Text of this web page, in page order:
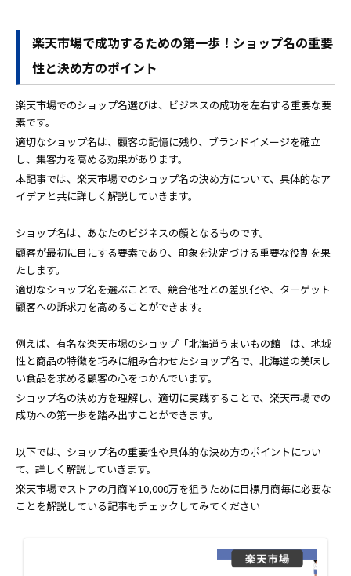
楽天市場で成功するための第一歩！ショップ名の重要
性と決め方のポイント
楽天市場でのショップ名選びは、ビジネスの成功を左右する重要な要
素です。
適切なショップ名は、顧客の記憶に残り、ブランドイメージを確立
し、集客力を高める効果があります。
本記事では、楽天市場でのショップ名の決め方について、具体的なア
イデアと共に詳しく解説していきます。
ショップ名は、あなたのビジネスの顔となるものです。
顧客が最初に目にする要素であり、印象を決定づける重要な役割を果
たします。
適切なショップ名を選ぶことで、競合他社との差別化や、ターゲット
顧客への訴求力を高めることができます。
例えば、有名な楽天市場のショップ「北海道うまいもの館」は、地域
性と商品の特徴を巧みに組み合わせたショップ名で、北海道の美味し
い食品を求める顧客の心をつかんでいます。
ショップ名の決め方を理解し、適切に実践することで、楽天市場での
成功への第一歩を踏み出すことができます。
以下では、ショップ名の重要性や具体的な決め方のポイントについ
て、詳しく解説していきます。
楽天市場でストアの月商￥10,000万を狙うために目標月商毎に必要な
ことを解説している記事もチェックしてみてください